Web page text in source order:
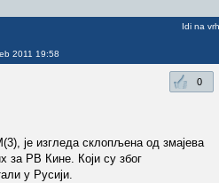
2011 19:58
Idi na vrh
0
је изгледа склопљена од змајева
за РВ Кине. Који су због
у Русији.